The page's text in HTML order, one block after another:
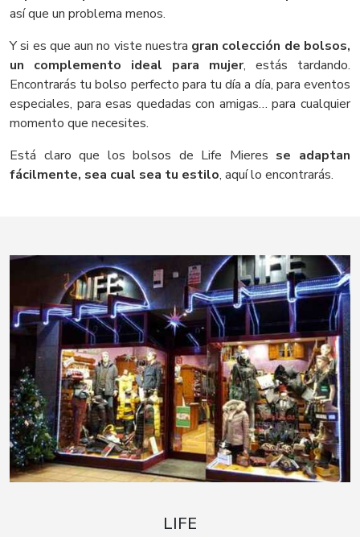
así que un problema menos.
Y si es que aun no viste nuestra gran colección de bolsos,
un complemento ideal para mujer, estás tardando.
Encontrarás tu bolso perfecto para tu día a día, para eventos
especiales, para esas quedadas con amigas… para cualquier
momento que necesites.
Está claro que los bolsos de Life Mieres se adaptan
fácilmente, sea cual sea tu estilo, aquí lo encontrarás.
LIFE